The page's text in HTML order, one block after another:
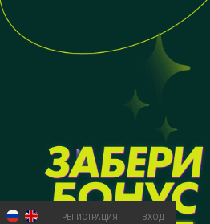
РЕГИСТРАЦИЯ ВХОД